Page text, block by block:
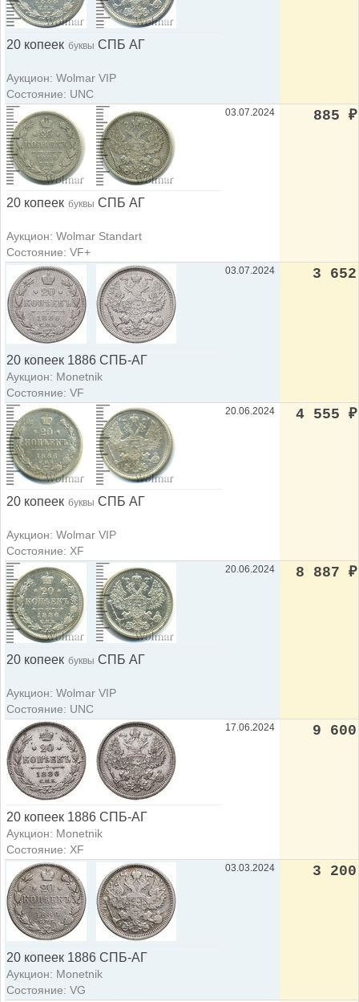
20 копеек буквы СПБ АГ
Аукцион: Wolmar VIP
Состояние: UNC
20 копеек буквы СПБ АГ
Аукцион: Wolmar Standart
Состояние: VF+
03.07.2024 885 ₽
20 копеек 1886 СПБ-АГ
Аукцион: Monetnik
Состояние: VF
03.07.2024 3 652
20 копеек буквы СПБ АГ
Аукцион: Wolmar VIP
Состояние: XF
20.06.2024 4 555 ₽
20 копеек буквы СПБ АГ
Аукцион: Wolmar VIP
Состояние: UNC
20.06.2024 8 887 ₽
20 копеек 1886 СПБ-АГ
Аукцион: Monetnik
Состояние: XF
17.06.2024 9 600
20 копеек 1886 СПБ-АГ
Аукцион: Monetnik
Состояние: VG
03.03.2024 3 200